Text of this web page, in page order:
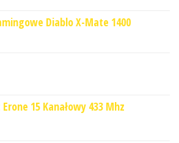
Diablo X-Mate 1400
15 Kanałowy 433 Mhz